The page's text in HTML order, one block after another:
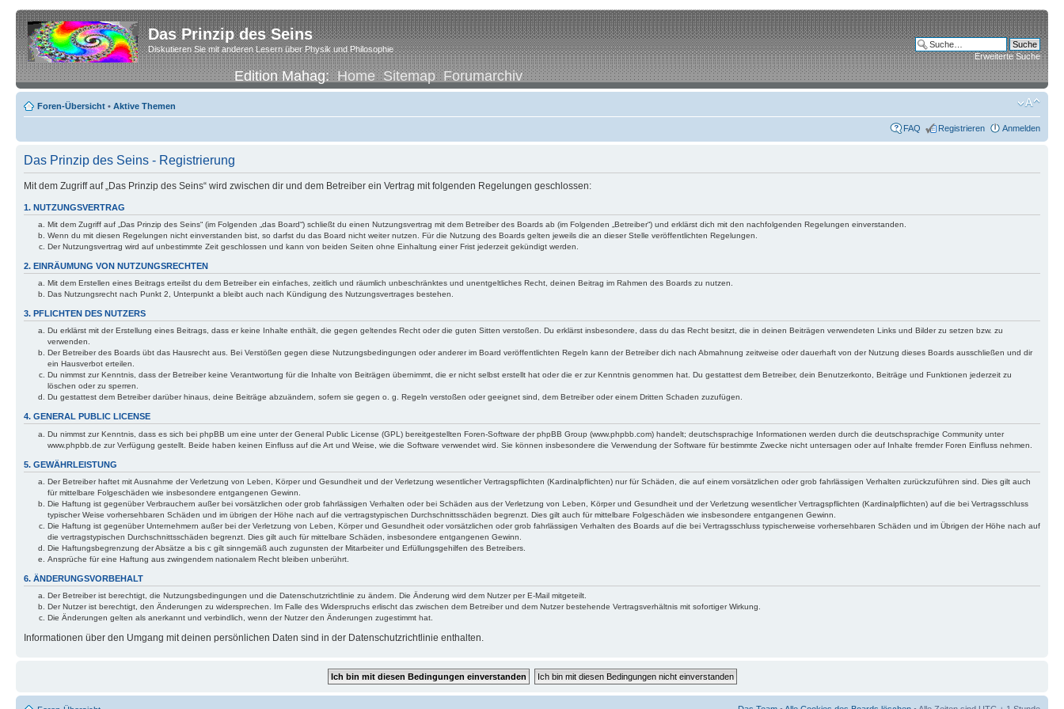
Das Prinzip des Seins
Diskutieren Sie mit anderen Lesern über Physik und Philosophie
Edition Mahag:Home Sitemap Forumarchiv
Erweiterte Suche
Foren-Übersicht • Aktive Themen
FAQ Registrieren Anmelden
Das Prinzip des Seins - Registrierung
Mit dem Zugriff auf „Das Prinzip des Seins“ wird zwischen dir und dem Betreiber ein Vertrag mit folgenden Regelungen geschlossen:
1. NUTZUNGSVERTRAG
Mit dem Zugriff auf „Das Prinzip des Seins“ (im Folgenden „das Board“) schließt du einen Nutzungsvertrag mit dem Betreiber des Boards ab (im Folgenden „Betreiber“) und erklärst dich mit den nachfolgenden Regelungen einverstanden.
Wenn du mit diesen Regelungen nicht einverstanden bist, so darfst du das Board nicht weiter nutzen. Für die Nutzung des Boards gelten jeweils die an dieser Stelle veröffentlichten Regelungen.
Der Nutzungsvertrag wird auf unbestimmte Zeit geschlossen und kann von beiden Seiten ohne Einhaltung einer Frist jederzeit gekündigt werden.
2. EINRÄUMUNG VON NUTZUNGSRECHTEN
Mit dem Erstellen eines Beitrags erteilst du dem Betreiber ein einfaches, zeitlich und räumlich unbeschränktes und unentgeltliches Recht, deinen Beitrag im Rahmen des Boards zu nutzen.
Das Nutzungsrecht nach Punkt 2, Unterpunkt a bleibt auch nach Kündigung des Nutzungsvertrages bestehen.
3. PFLICHTEN DES NUTZERS
Du erklärst mit der Erstellung eines Beitrags, dass er keine Inhalte enthält, die gegen geltendes Recht oder die guten Sitten verstoßen. Du erklärst insbesondere, dass du das Recht besitzt, die in deinen Beiträgen verwendeten Links und Bilder zu setzen bzw. zu
verwenden.
Der Betreiber des Boards übt das Hausrecht aus. Bei Verstößen gegen diese Nutzungsbedingungen oder anderer im Board veröffentlichten Regeln kann der Betreiber dich nach Abmahnung zeitweise oder dauerhaft von der Nutzung dieses Boards ausschließen und dir
ein Hausverbot erteilen.
Du nimmst zur Kenntnis, dass der Betreiber keine Verantwortung für die Inhalte von Beiträgen übernimmt, die er nicht selbst erstellt hat oder die er zur Kenntnis genommen hat. Du gestattest dem Betreiber, dein Benutzerkonto, Beiträge und Funktionen jederzeit zu
löschen oder zu sperren.
Du gestattest dem Betreiber darüber hinaus, deine Beiträge abzuändern, sofern sie gegen o. g. Regeln verstoßen oder geeignet sind, dem Betreiber oder einem Dritten Schaden zuzufügen.
4. GENERAL PUBLIC LICENSE
Du nimmst zur Kenntnis, dass es sich bei phpBB um eine unter der General Public License (GPL) bereitgestellten Foren-Software der phpBB Group (www.phpbb.com) handelt; deutschsprachige Informationen werden durch die deutschsprachige Community unter
www.phpbb.de zur Verfügung gestellt. Beide haben keinen Einfluss auf die Art und Weise, wie die Software verwendet wird. Sie können insbesondere die Verwendung der Software für bestimmte Zwecke nicht untersagen oder auf Inhalte fremder Foren Einfluss nehmen.
5. GEWÄHRLEISTUNG
Der Betreiber haftet mit Ausnahme der Verletzung von Leben, Körper und Gesundheit und der Verletzung wesentlicher Vertragspflichten (Kardinalpflichten) nur für Schäden, die auf einem vorsätzlichen oder grob fahrlässigen Verhalten zurückzuführen sind. Dies gilt auch
für mittelbare Folgeschäden wie insbesondere entgangenen Gewinn.
Die Haftung ist gegenüber Verbrauchern außer bei vorsätzlichen oder grob fahrlässigen Verhalten oder bei Schäden aus der Verletzung von Leben, Körper und Gesundheit und der Verletzung wesentlicher Vertragspflichten (Kardinalpflichten) auf die bei Vertragsschluss
typischer Weise vorhersehbaren Schäden und im übrigen der Höhe nach auf die vertragstypischen Durchschnittsschäden begrenzt. Dies gilt auch für mittelbare Folgeschäden wie insbesondere entgangenen Gewinn.
Die Haftung ist gegenüber Unternehmern außer bei der Verletzung von Leben, Körper und Gesundheit oder vorsätzlichen oder grob fahrlässigen Verhalten des Boards auf die bei Vertragsschluss typischerweise vorhersehbaren Schäden und im Übrigen der Höhe nach auf
die vertragstypischen Durchschnittsschäden begrenzt. Dies gilt auch für mittelbare Schäden, insbesondere entgangenen Gewinn.
Die Haftungsbegrenzung der Absätze a bis c gilt sinngemäß auch zugunsten der Mitarbeiter und Erfüllungsgehilfen des Betreibers.
Ansprüche für eine Haftung aus zwingendem nationalem Recht bleiben unberührt.
6. ÄNDERUNGSVORBEHALT
Der Betreiber ist berechtigt, die Nutzungsbedingungen und die Datenschutzrichtlinie zu ändern. Die Änderung wird dem Nutzer per E-Mail mitgeteilt.
Der Nutzer ist berechtigt, den Änderungen zu widersprechen. Im Falle des Widerspruchs erlischt das zwischen dem Betreiber und dem Nutzer bestehende Vertragsverhältnis mit sofortiger Wirkung.
Die Änderungen gelten als anerkannt und verbindlich, wenn der Nutzer den Änderungen zugestimmt hat.
Informationen über den Umgang mit deinen persönlichen Daten sind in der Datenschutzrichtlinie enthalten.